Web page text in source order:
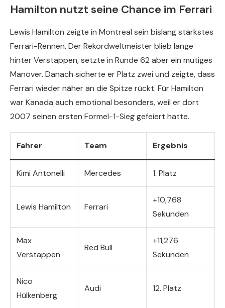
Hamilton nutzt seine Chance im Ferrari
Lewis Hamilton zeigte in Montreal sein bislang stärkstes
Ferrari-Rennen. Der Rekordweltmeister blieb lange
hinter Verstappen, setzte in Runde 62 aber ein mutiges
Manöver. Danach sicherte er Platz zwei und zeigte, dass
Ferrari wieder näher an die Spitze rückt. Für Hamilton
war Kanada auch emotional besonders, weil er dort
2007 seinen ersten Formel-1-Sieg gefeiert hatte.
Fahrer Team Ergebnis
Kimi Antonelli Mercedes 1. Platz
Lewis Hamilton Ferrari
+10,768
Sekunden
Max
Verstappen
Red Bull
+11,276
Sekunden
Nico
Hülkenberg
Audi 12. Platz